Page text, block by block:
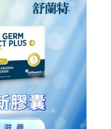
會員辦法
活動訊息